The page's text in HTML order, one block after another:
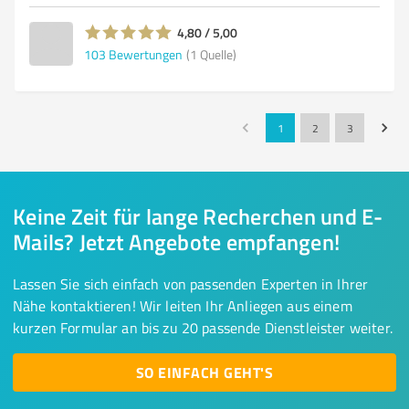
4,80 / 5,00
103 Bewertungen (1 Quelle)
1 2 3
Keine Zeit für lange Recherchen und E-
Mails? Jetzt Angebote empfangen!
Lassen Sie sich einfach von passenden Experten in Ihrer
Nähe kontaktieren! Wir leiten Ihr Anliegen aus einem
kurzen Formular an bis zu 20 passende Dienstleister weiter.
SO EINFACH GEHT'S